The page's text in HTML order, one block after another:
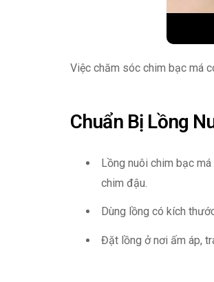
Việc chăm sóc chim bạc má
Chuẩn Bị Lồng
Lồng nuôi chim bạc
chim đậu.
Dùng lồng có kích
Đặt lồng ở nơi ấm áp,